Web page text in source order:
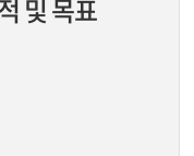
및 목표